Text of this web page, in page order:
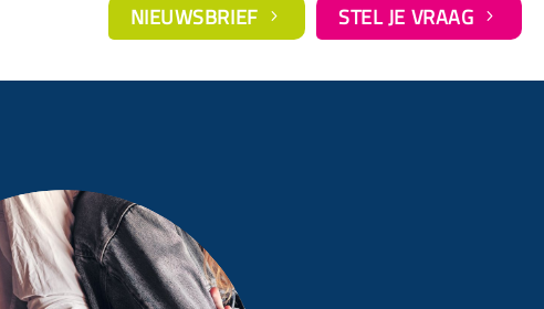
NIEUWSBRIEF 5 STEL JE VRAAG 5